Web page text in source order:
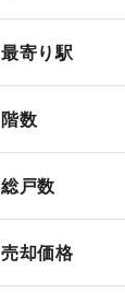
最寄り駅
階数
総戸数
売却価格